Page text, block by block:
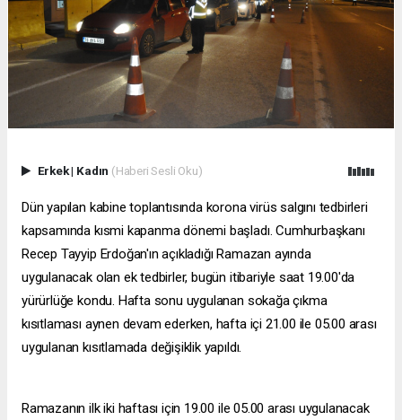
Erkek| Kadın (Haberi Sesli Oku)
Dün yapılan kabine toplantısında korona virüs salgını tedbirleri
kapsamında kısmi kapanma dönemi başladı. Cumhurbaşkanı
Recep Tayyip Erdoğan'ın açıkladığı Ramazan ayında
uygulanacak olan ek tedbirler, bugün itibariyle saat 19.00'da
yürürlüğe kondu. Hafta sonu uygulanan sokağa çıkma
kısıtlaması aynen devam ederken, hafta içi 21.00 ile 05.00 arası
uygulanan kısıtlamada değişiklik yapıldı.
Ramazanın ilk iki haftası için 19.00 ile 05.00 arası uygulanacak